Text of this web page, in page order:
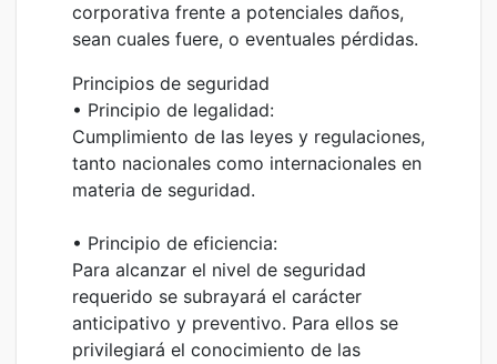
corporativa frente a potenciales daños,
sean cuales fuere, o eventuales pérdidas.
Principios de seguridad
• Principio de legalidad:
Cumplimiento de las leyes y regulaciones,
tanto nacionales como internacionales en
materia de seguridad.
• Principio de eficiencia:
Para alcanzar el nivel de seguridad
requerido se subrayará el carácter
anticipativo y preventivo. Para ellos se
privilegiará el conocimiento de las